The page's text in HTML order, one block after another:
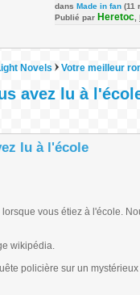
dans Made in fan (11
Publié par Heretoc
Novels Votre meilleur
avez lu à
lu à l'école
vous étiez à l'école.
wikipédia.
policière sur un